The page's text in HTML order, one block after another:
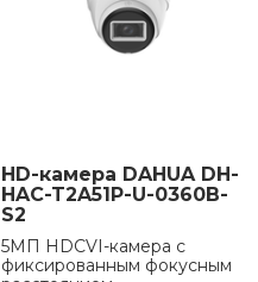
HD-камера DAHUA DH-
HAC-T2A51P-U-0360B-
S2
5МП HDCVI-камера с
фиксированным фокусным